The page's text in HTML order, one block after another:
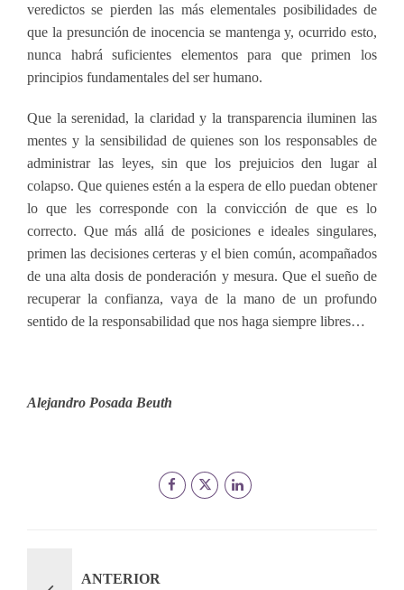
veredictos se pierden las más elementales posibilidades de
que la presunción de inocencia se mantenga y, ocurrido esto,
nunca habrá suficientes elementos para que primen los
principios fundamentales del ser humano.
Que la serenidad, la claridad y la transparencia iluminen las
mentes y la sensibilidad de quienes son los responsables de
administrar las leyes, sin que los prejuicios den lugar al
colapso. Que quienes estén a la espera de ello puedan obtener
lo que les corresponde con la convicción de que es lo
correcto. Que más allá de posiciones e ideales singulares,
primen las decisiones certeras y el bien común, acompañados
de una alta dosis de ponderación y mesura. Que el sueño de
recuperar la confianza, vaya de la mano de un profundo
sentido de la responsabilidad que nos haga siempre libres…
Alejandro Posada Beuth
ANTERIOR